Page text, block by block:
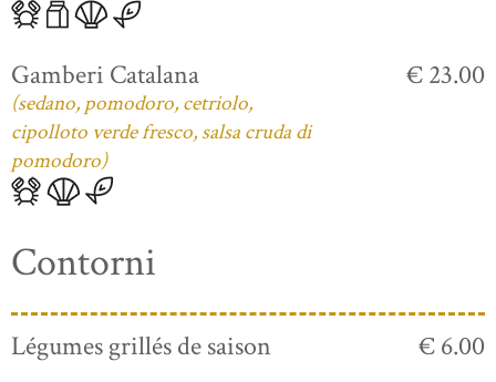
Gamberi Catalana
(sedano, pomodoro, cetriolo,
cipolloto verde fresco, salsa cruda di
pomodoro)
€ 23.00
Contorni
Légumes grillés de saison € 6.00